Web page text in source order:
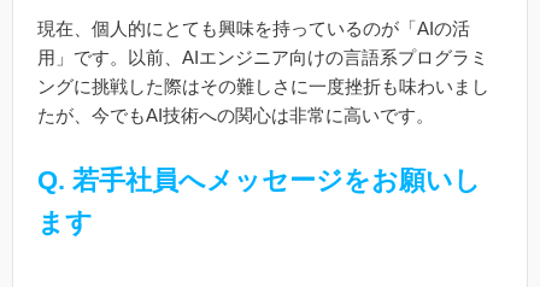
現在、個人的にとても興味を持っているのが「AIの活
用」です。以前、AIエンジニア向けの言語系プログラミ
ングに挑戦した際はその難しさに一度挫折も味わいまし
たが、今でもAI技術への関心は非常に高いです。
Q. 若手社員へメッセージをお願いし
ます